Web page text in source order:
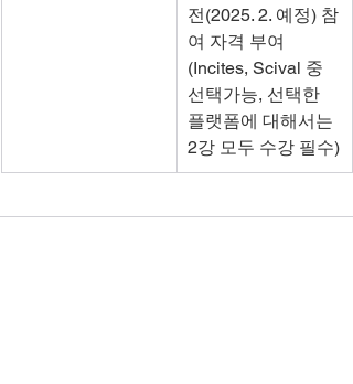
전(2025. 2. 예정) 참
여 자격 부여
(Incites, Scival 중
선택가능, 선택한
플랫폼에 대해서는
2강 모두 수강 필수)